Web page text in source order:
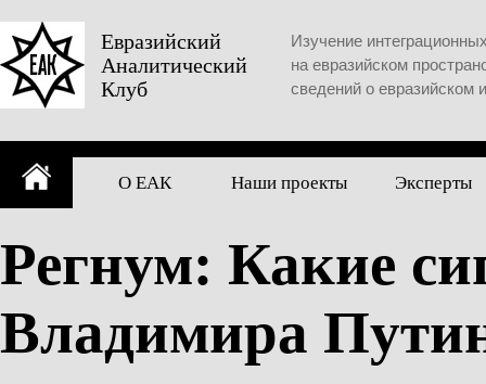
to
content
Евразийский
Аналитический
Клуб
Изучение
на евразийском
сведений о евразийском
О ЕАК Наши проекты Эксперты
Регнум: Какие
Владимира